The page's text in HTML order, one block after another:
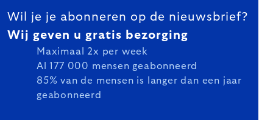
Wil je je abonneren op de nieuwsbrief?
Wij geven u gratis bezorging
Maximaal 2x per week
Al 177 000 mensen geabonneerd
85% van de mensen is langer dan een jaar
geabonneerd